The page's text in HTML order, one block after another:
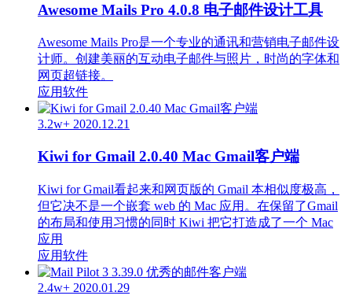
Awesome Mails Pro 4.0.8 电子邮件设计工具
Awesome Mails Pro是一个专业的通讯和营销电子邮件设
计师。创建美丽的互动电子邮件与照片，时尚的字体和
网页超链接。
应用软件
3.2w+ 2020.12.21
Kiwi for Gmail 2.0.40 Mac Gmail客户端
Kiwi for Gmail看起来和网页版的 Gmail 本相似度极高，
但它决不是一个嵌套 web 的 Mac 应用。在保留了Gmail
的布局和使用习惯的同时 Kiwi 把它打造成了一个 Mac
应用
应用软件
2.4w+ 2020.01.29